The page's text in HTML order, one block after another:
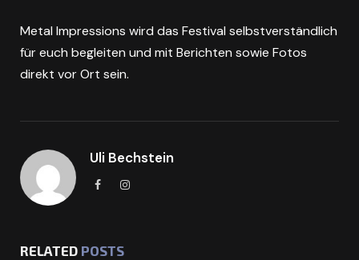
Metal Impressions wird das Festival selbstverständlich
für euch begleiten und mit Berichten sowie Fotos
direkt vor Ort sein.
Uli Bechstein
FacebookInstagram
RELATED POSTS